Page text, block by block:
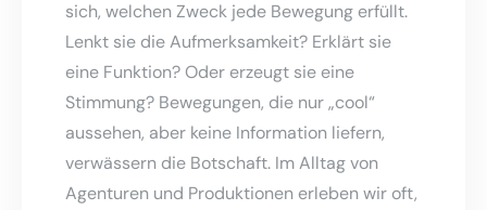
sich, welchen Zweck jede Bewegung erfüllt.
Lenkt sie die Aufmerksamkeit? Erklärt sie
eine Funktion? Oder erzeugt sie eine
Stimmung? Bewegungen, die nur „cool“
aussehen, aber keine Information liefern,
verwässern die Botschaft. Im Alltag von
Agenturen und Produktionen erleben wir oft,